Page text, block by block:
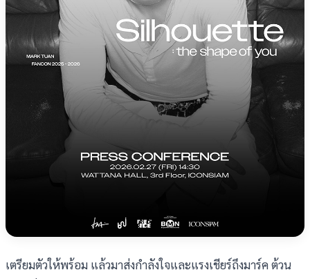
เตรียมตัวให้พร้อม แล้วมาส่งกำลังใจและแรงเชียร์ถึงมาร์ค ต้วน